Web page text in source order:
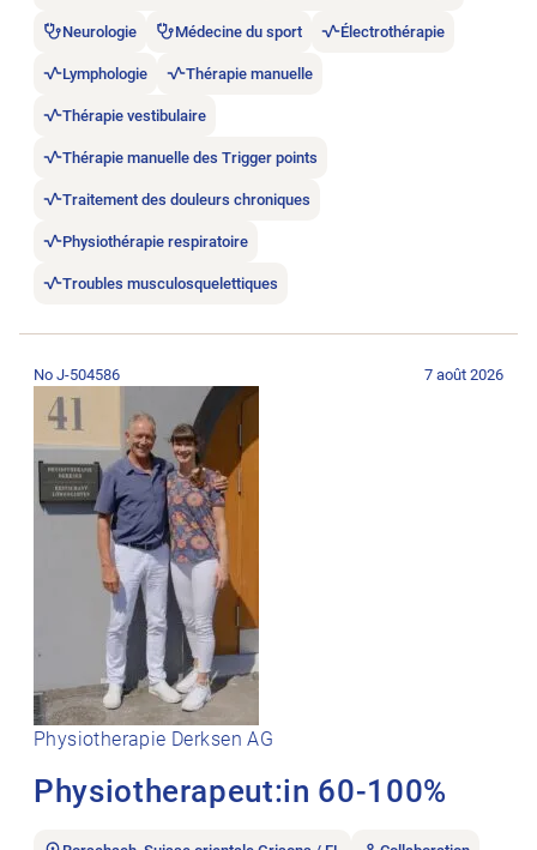
Neurologie Médecine du sport Électrothérapie
Lymphologie Thérapie manuelle
Thérapie vestibulaire
Thérapie manuelle des Trigger points
Traitement des douleurs chroniques
Physiothérapie respiratoire
Troubles musculosquelettiques
Physiotherapie Derksen AG
Physiotherapeut:in 60-100%
No J-504586 7 août 2026